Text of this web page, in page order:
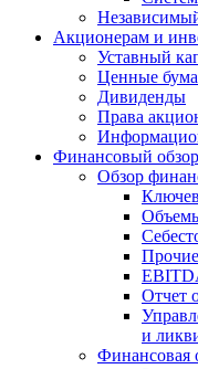
Акционерам и
Уставный
Ценные
Дивиденды
Права
Финансовый обзор
Обзор
Отчет
и
Финансовая